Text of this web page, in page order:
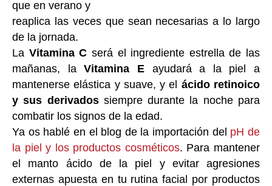
que en verano y
reaplica las veces que sean necesarias a lo largo
de la jornada.
La Vitamina C será el ingrediente estrella de las
mañanas, laVitamina Eayudará a la piel a
mantenerse elástica y suave, y el ácido retinoico
y sus derivadossiempre durante la noche para
combatir los signos de la edad.
Ya os hablé en el blog de la importación del pH de
la piel y los productos cosméticos. Para mantener
el manto ácido de la piel y evitar agresiones
externas apuesta en tu rutina facial por productos